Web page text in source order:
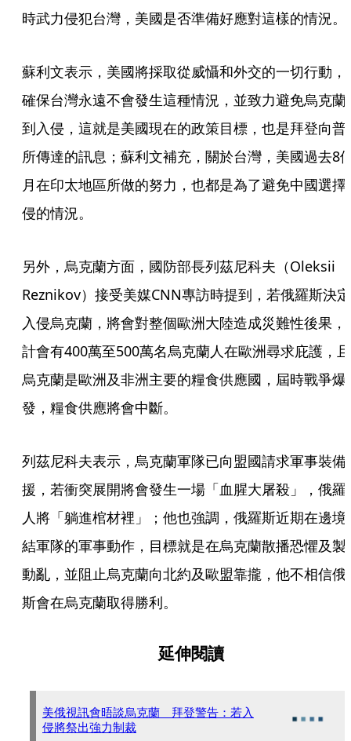
時武力侵犯台灣，美國是否準備好應對這樣的情況。
蘇利文表示，美國將採取從威懾和外交的一切行動，
確保台灣永遠不會發生這種情況，並致力避免烏克蘭
到入侵，這就是美國現在的政策目標，也是拜登向普
所傳達的訊息；蘇利文補充，關於台灣，美國過去8
月在印太地區所做的努力，也都是為了避免中國選擇
侵的情況。
另外，烏克蘭方面，國防部長列茲尼科夫（Oleksii
Reznikov）接受美媒CNN專訪時提到，若俄羅斯決定
入侵烏克蘭，將會對整個歐洲大陸造成災難性後果，
計會有400萬至500萬名烏克蘭人在歐洲尋求庇護，且
烏克蘭是歐洲及非洲主要的糧食供應國，屆時戰爭爆
發，糧食供應將會中斷。
列茲尼科夫表示，烏克蘭軍隊已向盟國請求軍事裝備
援，若衝突展開將會發生一場「血腥大屠殺」，俄羅
人將「躺進棺材裡」；他也強調，俄羅斯近期在邊境
結軍隊的軍事動作，目標就是在烏克蘭散播恐懼及製
動亂，並阻止烏克蘭向北約及歐盟靠攏，他不相信俄
斯會在烏克蘭取得勝利。
延伸閱讀
美俄視訊會晤談烏克蘭 拜登警告：若入
侵將祭出強力制裁